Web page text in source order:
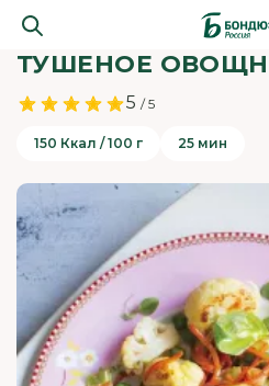
ТУШЕНОЕ
5 / 5
150 Ккал / 100 г 25 мин